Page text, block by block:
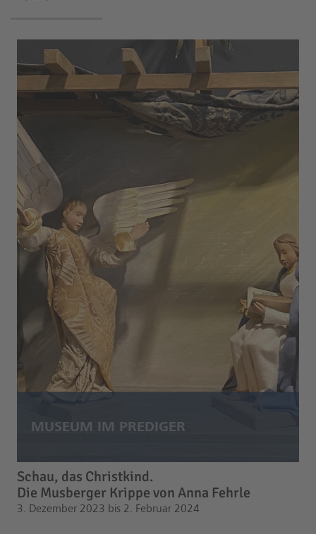
Schau, das Christkind.
Die Musberger Krippe von Anna Fehrle
3. Dezember 2023 bis 2. Februar 2024